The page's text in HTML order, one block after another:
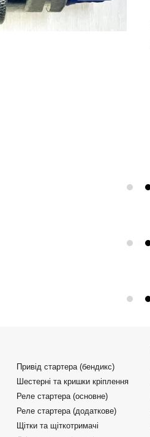
Привід стартера (бендикс)
Шестерні та кришки кріплення
Реле стартера (основне)
Реле стартера (додаткове)
Щітки та щіткотримачі